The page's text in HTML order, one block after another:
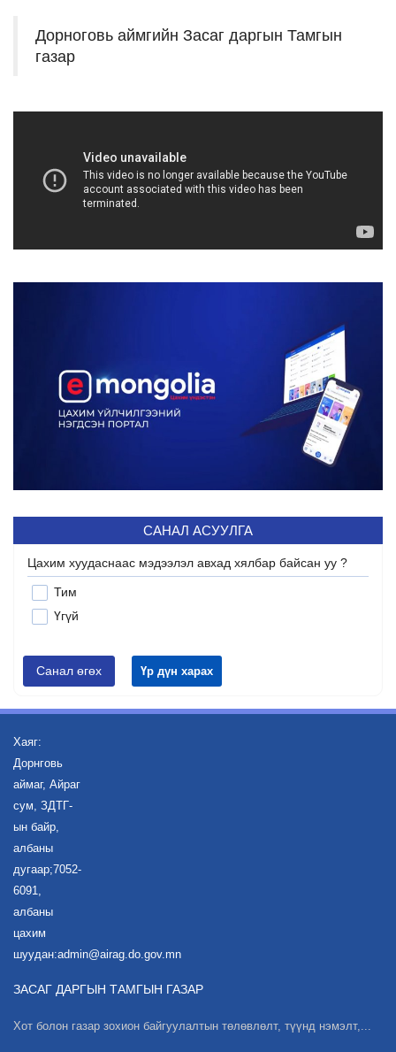
Дорноговь аймгийн Засаг даргын Тамгын
газар
САНАЛ АСУУЛГА
Цахим хуудаснаас мэдээлэл авхад хялбар байсан уу ?
Тим
Үгүй
Санал өгөх Үр дүн харах
Хаяг:
Дорнговь
аймаг, Айраг
сум, ЗДТГ-
ын байр,
албаны
дугаар;7052-
6091,
албаны
цахим
шуудан:admin@airag.do.gov.mn
ЗАСАГ ДАРГЫН ТАМГЫН ГАЗАР
Хот болон газар зохион байгуулалтын төлөвлөлт, түүнд нэмэлт,...